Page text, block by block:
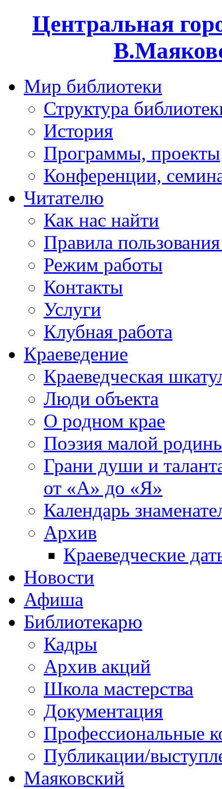
Центральная
Мир библиотеки
Структура
История
Программы, проекты
Конференции,
Читателю
Как нас найти
Правила
Режим работы
Контакты
Услуги
Клубная работа
Краеведение
Краеведческая
Люди объекта
О родном крае
Поэзия малой
Грани души и
от «А» до «Я»
Календарь
Архив
Краеведческие
Новости
Афиша
Библиотекарю
Кадры
Архив акций
Школа мастерства
Документация
Профессиональные
Публикации/
Маяковский